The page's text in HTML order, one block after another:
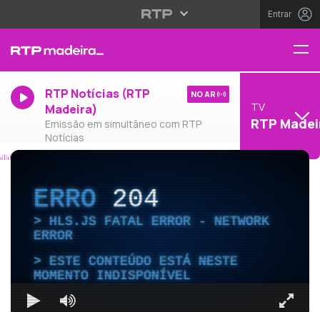
Entrar
RTP Notícias (RTP
Madeira)
Emissão em simultâneo com RTP
Notícias
NO AR
TV
RTP
ERRO204
HLS.JS FATAL ERROR - NETWORK
ERROR
ESTE CONTEÚDO ESTÁ NESTE
MOMENTO INDISPONÍVEL